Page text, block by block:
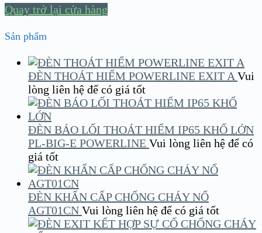
Quay trở lại cửa hàng
Sản phẩm
ĐÈN THOÁT HIỂM POWERLINE EXIT A Vui
lòng liên hệ để có giá tốt
ĐÈN BÁO LỐI THOÁT HIỂM IP65 KHỔ LỚN
PL-BIG-E POWERLINE Vui lòng liên hệ để có
giá tốt
ĐÈN KHẨN CẤP CHỐNG CHÁY NỔ
AGT01CN Vui lòng liên hệ để có giá tốt